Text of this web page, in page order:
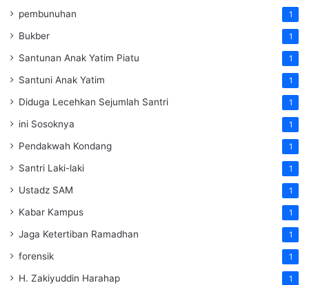
pembunuhan 1
Bukber 1
Santunan Anak Yatim Piatu 1
Santuni Anak Yatim 1
Diduga Lecehkan Sejumlah Santri 1
ini Sosoknya 1
Pendakwah Kondang 1
Santri Laki-laki 1
Ustadz SAM 1
Kabar Kampus 1
Jaga Ketertiban Ramadhan 1
forensik 1
H. Zakiyuddin Harahap 1